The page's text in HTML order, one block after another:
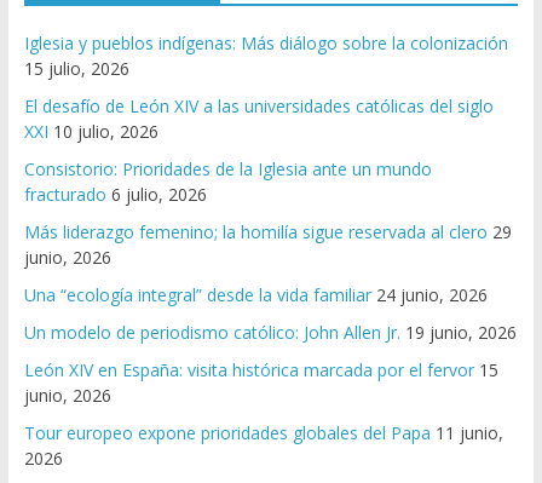
Iglesia y pueblos indígenas: Más diálogo sobre la colonización
15 julio, 2026
El desafío de León XIV a las universidades católicas del siglo
XXI 10 julio, 2026
Consistorio: Prioridades de la Iglesia ante un mundo
fracturado 6 julio, 2026
Más liderazgo femenino; la homilía sigue reservada al clero 29
junio, 2026
Una “ecología integral” desde la vida familiar 24 junio, 2026
Un modelo de periodismo católico: John Allen Jr. 19 junio, 2026
León XIV en España: visita histórica marcada por el fervor 15
junio, 2026
Tour europeo expone prioridades globales del Papa 11 junio,
2026